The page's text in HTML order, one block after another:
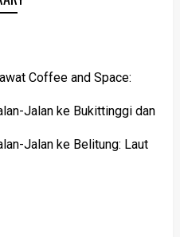
Coffee and Space:
Jalan ke Bukittinggi dan
Jalan ke Belitung: Laut